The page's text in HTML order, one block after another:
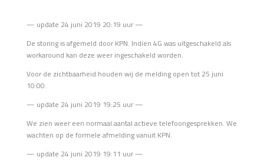
— update 24 juni 2019 20:19 uur —
De storing is afgemeld door KPN. Indien 4G was uitgeschakeld als
workaround kan deze weer ingeschakeld worden.
Voor de zichtbaarheid houden wij de melding open tot 25 juni
10:00.
— update 24 juni 2019 19:25 uur —
We zien weer een normaal aantal actieve telefoongesprekken. We
wachten op de formele afmelding vanuit KPN.
— update 24 juni 2019 19:11 uur —